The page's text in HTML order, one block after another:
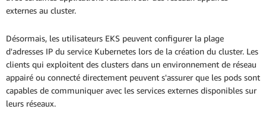
externes au cluster.
Désormais, les utilisateurs EKS peuvent configurer la plage
d'adresses IP du service Kubernetes lors de la création du cluster. Les
clients qui exploitent des clusters dans un environnement de réseau
appairé ou connecté directement peuvent s'assurer que les pods sont
capables de communiquer avec les services externes disponibles sur
leurs réseaux.